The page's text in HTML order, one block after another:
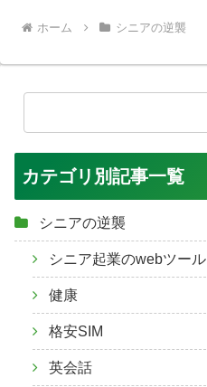
ホーム シニアの逆襲
カテゴリ別記事一覧
シニアの逆襲
シニア起業のwebツール
健康
格安SIM
英会話